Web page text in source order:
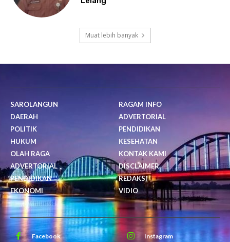
Muat lebih banyak
SAROLANGUN
DAERAH
POLITIK
HUKUM
OLAH RAGA
ADVERTORIAL
PENDIDIKAN
EKONOMI
RAGAM INFO
ADVERTORIAL
PENDIDIKAN
KESEHATAN
KONTAK KAMI
DISCLAIMER
REDAKSI
VIDIO
Facebook Instagram